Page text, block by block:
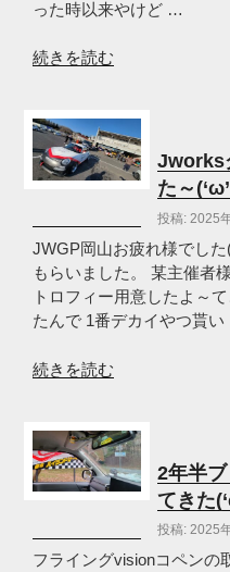
ト
ッ
初
参
加
ノ”
の
った時以来やけど …
“TAKASU
走
行
会
鈴
鹿
サ
ー
キ
ト！
の
続きを読む
Jworks
た～
投稿: 2025
JWGP岡山お疲れ様でし
もらいました。 某主催者
トロフィー用意したよ～
たんで 1番デカイやつ貰
“Jworks
ン
プ
リ
疲
れ
続きを読む
2年半
てきた
投稿: 2025
フライングvisionコペンの